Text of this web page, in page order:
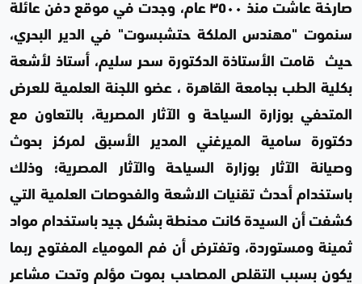
صارخة عاشت منذ ٣٥٠٠ عام، وجدت في موقع دفن عائلة
سنموت "مهندس الملكة حتشبسوت" في الدير البحري،
حيث قامت الأستاذة الدكتورة سحر سليم، أستاذ لأشعة
بكلية الطب بجامعة القاهرة ، عضو اللجنة العلمية للعرض
المتحفي بوزارة السياحة و الآثار المصرية، بالتعاون مع
دكتورة سامية الميرغني المدير الأسبق لمركز بحوث
وصيانة الآثار بوزارة السياحة والآثار المصرية؛ وذلك
باستخدام أحدث تقنيات الاشعة والفحوصات العلمية التي
كشفت أن السيدة كانت محنطة بشكل جيد باستخدام مواد
ثمينة ومستوردة، وتفترض أن فم المومياء المفتوح ربما
يكون بسبب التقلص المصاحب بموت مؤلم وتحت مشاعر